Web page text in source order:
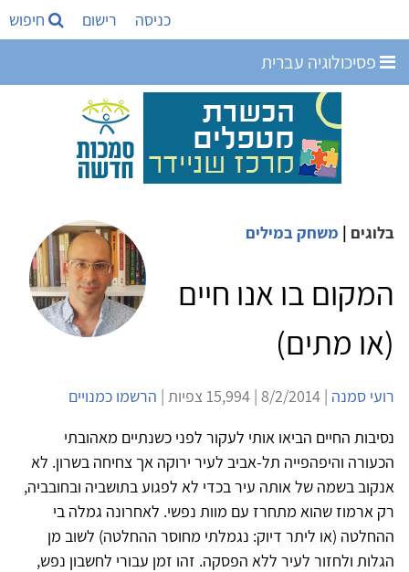
כניסה רישום חיפוש
פסיכולוגיה עברית
בלוגים | משחק במילים
המקום בו אנו חיים
(או מתים)
רועי סמנה | 8/2/2014 | 15,994 צפיות |
הרשמו כמנויים
נסיבות החיים הביאו אותי לעקור לפני כשנתיים מאהובתי
הכעורה והיפהפייה תל-אביב לעיר ירוקה אך צחיחה בשרון. לא
אנקוב בשמה של אותה עיר בכדי לא לפגוע בתושביה ובחובביה,
רק ארמוז שהוא מתחרז עם מוות נפשי. לאחרונה גמלה בי
ההחלטה (או ליתר דיוק: נגמלתי מחוסר ההחלטה) לשוב מן
הגלות ולחזור לעיר ללא הפסקה. זהו זמן עבורי לחשבון נפש,